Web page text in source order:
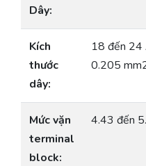
Dây:
Kích
thước
dây:
18 đến
0.205
Mức vặn
terminal
block:
4.43 đến